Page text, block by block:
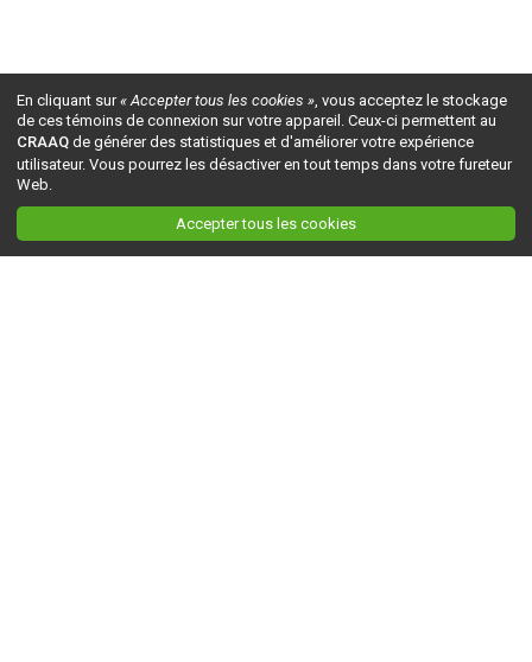
En cliquant sur« Accepter tous les cookies », vous acceptez le stockage
de ces témoins de connexion sur votre appareil. Ceux-ci permettent au
CRAAQ de générer des statistiques et d'améliorer votre expérience
utilisateur. Vous pourrez les désactiver en tout temps dans votre fureteur
Web.
Accepter tous les cookies